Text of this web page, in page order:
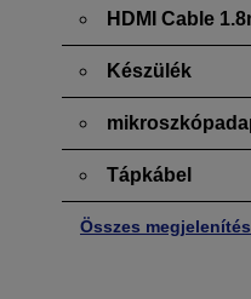
HDMI Cable
Készülék
Tápkábel
Összes